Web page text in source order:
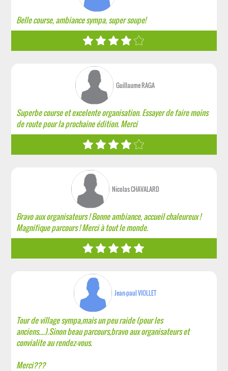
Belle course, ambiance sympa, super soupe!
Guillaume RAGA
Superbe course et excelente organisation. Essayer de faire moins
de route pour la prochaine édition. Merci
Nicolas CHAVALARD
Bravo aux organisateurs ! Bonne ambiance, accueil chaleureux !
Magnifique parcours ! Merci à tout le monde.
Jean-paul VIOLLET
Tour de village sympa,mais un peu raide (pour les
anciens....).Sinon beau parcours,bravo aux organisateurs et
convialite au rendez-vous.
Merci???